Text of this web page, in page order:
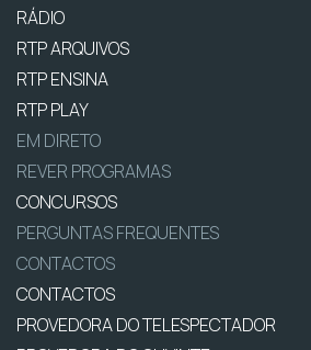
RÁDIO
RTP ARQUIVOS
RTP ENSINA
RTP PLAY
EM DIRETO
REVER PROGRAMAS
CONCURSOS
PERGUNTAS FREQUENTES
CONTACTOS
CONTACTOS
PROVEDORA DO TELESPECTADOR